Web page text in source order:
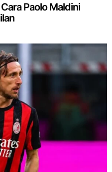
Paolo Maldini